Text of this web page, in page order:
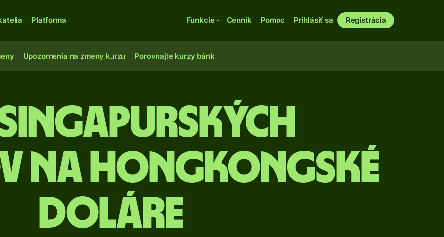
Platforma Funkcie Cenník Pomoc Prihlásiť sa Registrácia
Upozornenia na zmeny kurzu Porovnajte kurzy bánk
na hongkongské
doláre